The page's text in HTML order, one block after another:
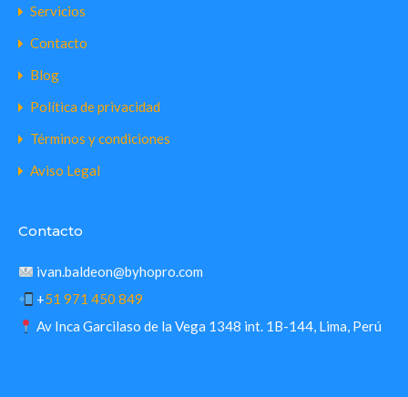
Servicios
Contacto
Blog
Política de privacidad
Términos y condiciones
Aviso Legal
Contacto
ivan.baldeon@byhopro.com
+51 971 450 849
Av Inca Garcilaso de la Vega 1348 int. 1B-144, Lima, Perú